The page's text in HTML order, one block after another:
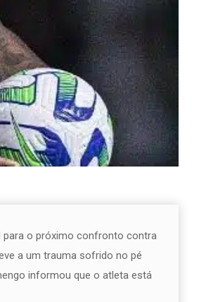
para o próximo confronto contra
a um trauma sofrido no pé
informou que o atleta está